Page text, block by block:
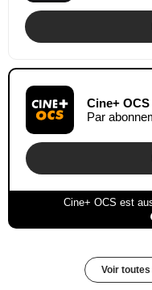
Cine+ OCS
Par
Cine+ OCS est
Voir